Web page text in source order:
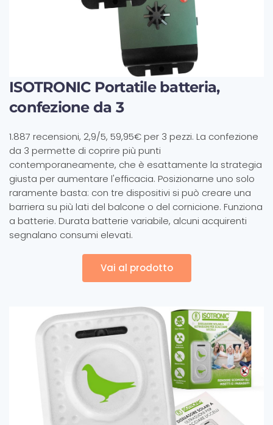
ISOTRONIC Portatile batteria,
confezione da 3
1.887 recensioni, 2,9/5, 59,95€ per 3 pezzi. La confezione
da 3 permette di coprire più punti
contemporaneamente, che è esattamente la strategia
giusta per aumentare l'efficacia. Posizionarne uno solo
raramente basta: con tre dispositivi si può creare una
barriera su più lati del balcone o del cornicione. Funziona
a batterie. Durata batterie variabile, alcuni acquirenti
segnalano consumi elevati.
Vai al prodotto